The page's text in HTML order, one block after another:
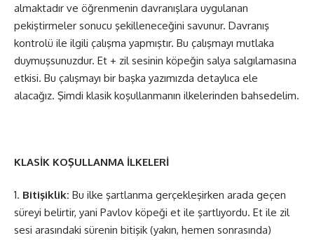
almaktadır ve öğrenmenin davranışlara uygulanan
pekiştirmeler sonucu şekilleneceğini savunur. Davranış
kontrolü ile ilgili çalışma yapmıştır. Bu çalışmayı mutlaka
duymuşsunuzdur. Et + zil sesinin köpeğin salya salgılamasına
etkisi. Bu çalışmayı bir başka yazımızda detaylıca ele
alacağız. Şimdi klasik koşullanmanın ilkelerinden bahsedelim.
KLASİK KOŞULLANMA İLKELERİ
Bitişiklik: Bu ilke şartlanma gerçekleşirken arada geçen
süreyi belirtir, yani Pavlov köpeği et ile şartlıyordu. Et ile zil
sesi arasındaki sürenin bitişik (yakın, hemen sonrasında)